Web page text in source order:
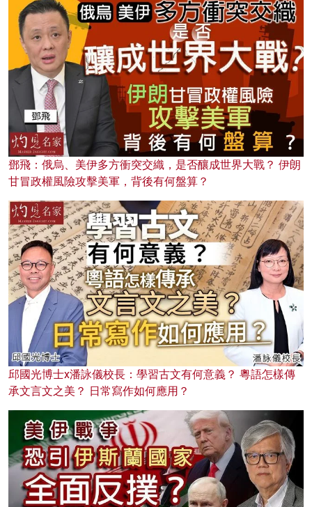
鄧飛：俄烏、美伊多方衝突交織，是否釀成世界大戰？ 伊朗
甘冒政權風險攻擊美軍，背後有何盤算？
邱國光博士x潘詠儀校長：學習古文有何意義？ 粵語怎樣傳
承文言文之美？ 日常寫作如何應用？